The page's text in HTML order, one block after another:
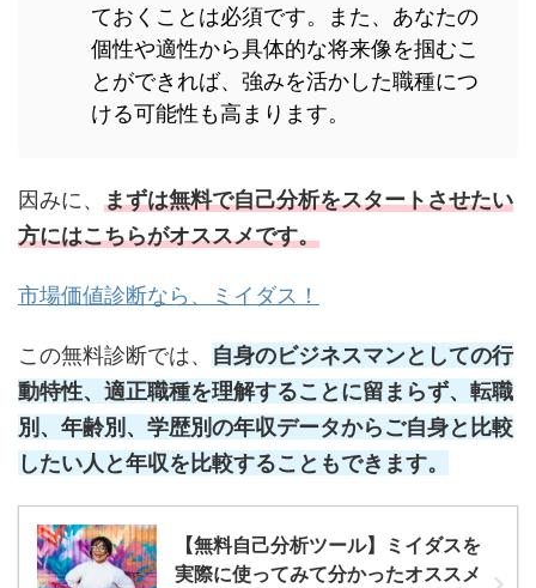
ておくことは必須です。また、あなたの
個性や適性から具体的な将来像を掴むこ
とができれば、強みを活かした職種につ
ける可能性も高まります。
因みに、 まずは無料で自己分析をスタートさせたい
方にはこちらがオススメです。
市場価値診断なら、ミイダス！
この無料診断では、 自身のビジネスマンとしての行
動特性、適正職種を理解することに留まらず、転職
別、年齢別、学歴別の年収データからご自身と比較
したい人と年収を比較することもできます。
【無料自己分析ツール】ミイダスを
実際に使ってみて分かったオススメ